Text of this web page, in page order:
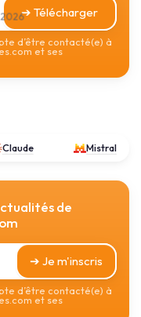
➔ Télécharger
d’être contacté(e) à
et ses
Claude Mistral
de
➔ Je m'inscris
d’être contacté(e) à
et ses